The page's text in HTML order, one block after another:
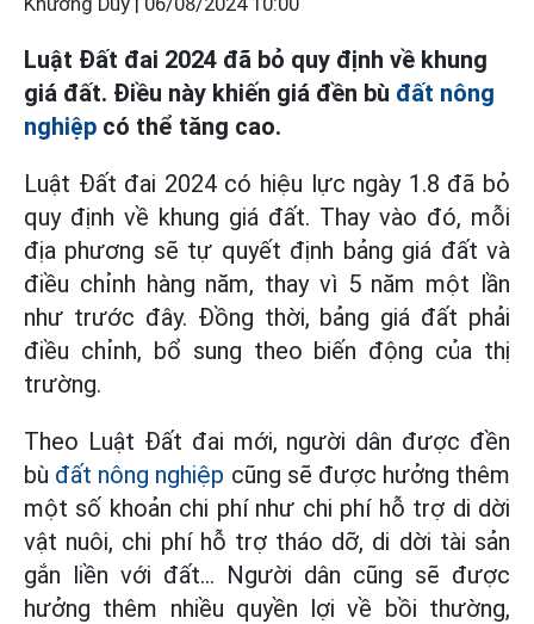
Luật Đất đai 2024 đã bỏ quy định về khung
giá đất. Điều này khiến giá đền bù đất nông
nghiệp có thể tăng cao.
Luật Đất đai 2024 có hiệu lực ngày 1.8 đã bỏ
quy định về khung giá đất. Thay vào đó, mỗi
địa phương sẽ tự quyết định bảng giá đất và
điều chỉnh hàng năm, thay vì 5 năm một lần
như trước đây. Đồng thời, bảng giá đất phải
điều chỉnh, bổ sung theo biến động của thị
trường.
Theo Luật Đất đai mới, người dân được đền
bù đất nông nghiệp cũng sẽ được hưởng thêm
một số khoản chi phí như chi phí hỗ trợ di dời
vật nuôi, chi phí hỗ trợ tháo dỡ, di dời tài sản
gắn liền với đất… Người dân cũng sẽ được
hưởng thêm nhiều quyền lợi về bồi thường,